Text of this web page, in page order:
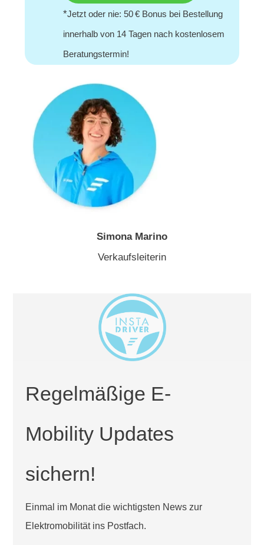
*Jetzt oder nie: 50 € Bonus bei Bestellung
innerhalb von 14 Tagen nach kostenlosem
Beratungstermin!
Simona Marino
Verkaufsleiterin
Regelmäßige E-
Mobility Updates
sichern!
Einmal im Monat die wichtigsten News zur
Elektromobilität ins Postfach.